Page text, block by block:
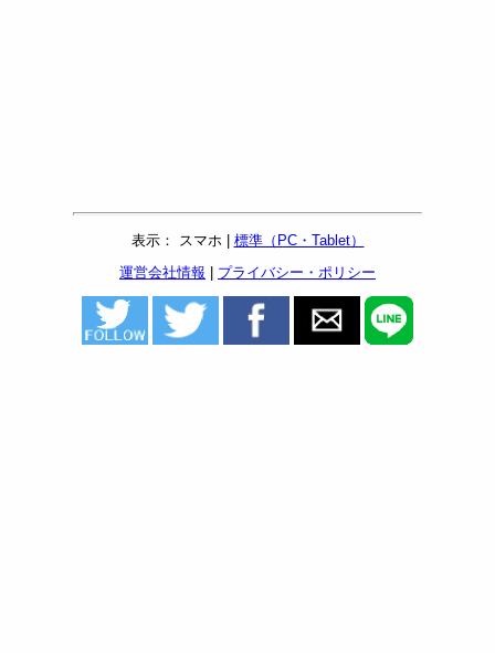
表示： スマホ | 標準（PC・Tablet）
運営会社情報
プライバシー・ポリシー